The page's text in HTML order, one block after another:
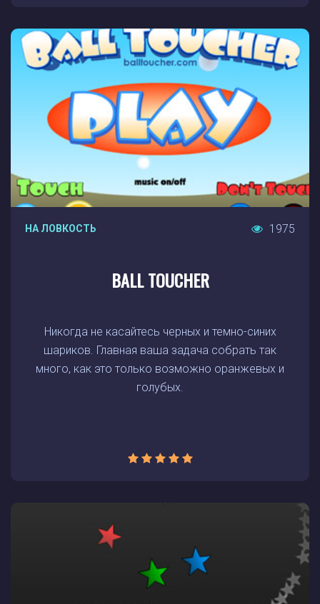
НА ЛОВКОСТЬ 1975
BALL TOUCHER
Никогда не касайтесь черных и темно-синих
шариков. Главная ваша задача собрать так
много, как это только возможно оранжевых и
голубых.